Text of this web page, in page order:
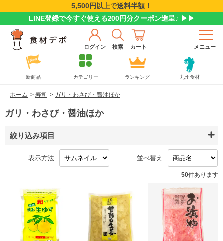
5,500円以上で送料半額！
LINE登録で今すぐ使える200円分クーポン進呈♪ ▶▶
ログイン 検索 カート メニュー
新商品 カテゴリー ランキング 九州食材
ホーム > 寿司 > ガリ・わさび・醤油ほか
ガリ・わさび・醤油ほか
絞り込み項目
表示方法 並べ替え
50件あります